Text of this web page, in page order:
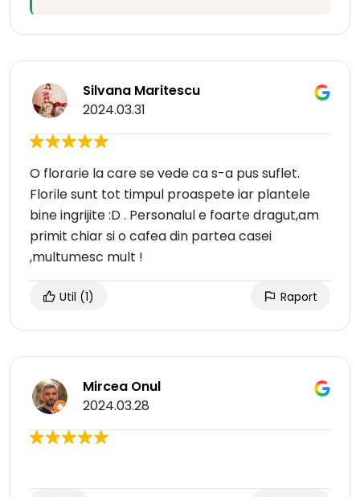
Silvana Maritescu
2024.03.31
O florarie la care se vede ca s-a pus suflet.
Florile sunt tot timpul proaspete iar plantele
bine ingrijite :D . Personalul e foarte dragut,am
primit chiar si o cafea din partea casei
,multumesc mult !
Util (1) Raport
Mircea Onul
2024.03.28